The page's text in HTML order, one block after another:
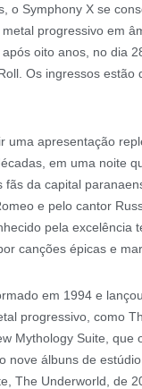
o Symphony X se
progressivo em
oito anos, no dia
Os ingressos estão
uma apresentação
em uma noite
fãs da capital
e pelo cantor
pela excelência
canções épicas e
em 1994 e
progressivo, como
Mythology Suite, que
nove álbuns de
The Underworld, de